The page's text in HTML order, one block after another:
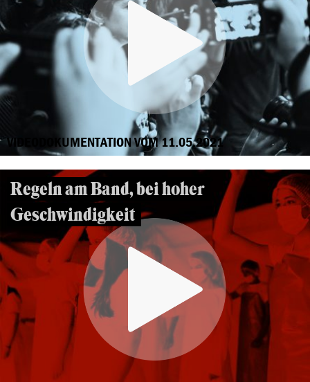
VIDEODOKUMENTATION VOM 11.05.2021
Regeln am Band, bei hoher
Geschwindigkeit